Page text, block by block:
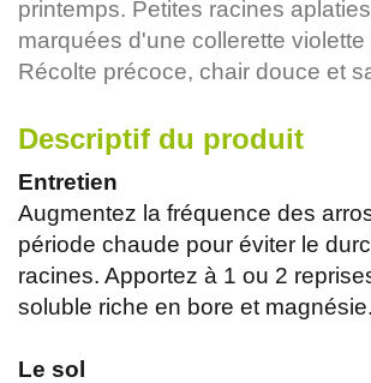
printemps. Petites racines
marquées d'une collerette violette
Récolte précoce, chair douce et
Descriptif du produit
Entretien
Augmentez la fréquence des
période chaude pour éviter le
racines. Apportez à 1 ou 2
soluble riche en bore et magnésie.
Le sol